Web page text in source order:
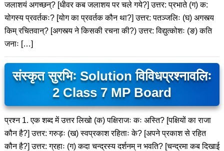
जलाशयं अगच्छन्? [धीवर कब जलाशय पर चले गये?] उत्तर: प्रभाते (ग) क:
योगस्य प्रवर्तकः? [योग का प्रवर्तक कौन था?] उत्तर: पतञ्जलिः (घ) अगस्त्य
किम् रचितवान्? [अगस्त्य ने किसकी रचना की?) उत्तर: विद्युत्कोशः (ङ) कति
जनाः […]
संस्कृत सुरभिः Solution विविधप्रश्नावलिः
2 Class 7 MP Board
प्रश्न 1. एक शब्द में उत्तर लिखो (क) पक्षिराजः कः अस्ति? [पक्षियों का राजा
कौन है?] उत्तर: गरुड़ः (ख) स्वप्रकाश रहिताः के? [अपने प्रकाश से रहित
कौन है?] उत्तर: ग्रहाः (ग) कदा चन्द्रस्य दर्शनम् न भवति? [चन्द्रमा कब दिखाई